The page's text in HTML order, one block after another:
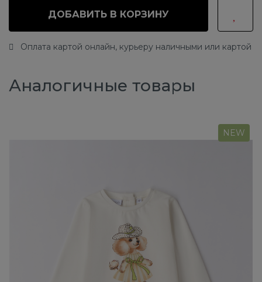
ДОБАВИТЬ В КОРЗИНУ
Оплата картой онлайн, курьеру наличными или картой
Аналогичные товары
NEW